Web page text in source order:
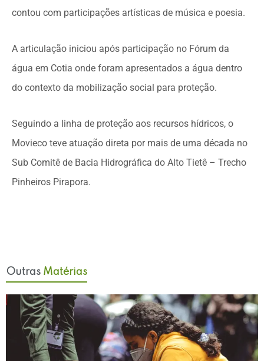
contou com participações artísticas de música e poesia.
A articulação iniciou após participação no Fórum da
água em Cotia onde foram apresentados a água dentro
do contexto da mobilização social para proteção.
Seguindo a linha de proteção aos recursos hídricos, o
Movieco teve atuação direta por mais de uma década no
Sub Comitê de Bacia Hidrográfica do Alto Tietê – Trecho
Pinheiros Pirapora.
Outras Matérias